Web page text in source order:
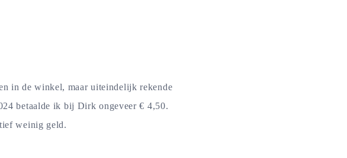
in de winkel, maar uiteindelijk rekende
betaalde ik bij Dirk ongeveer € 4,50.
weinig geld.